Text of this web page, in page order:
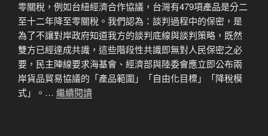
零關稅，例如台紐經濟合作協議，台灣有479項產品是分二
至十二年降至零關稅。我們認為：談判過程中的保密，是
為了不讓對岸政府知道我方的談判底線與談判策略，既然
雙方已經達成共識，這些階段性共識即無對人民保密之必
要，民主陣線要求海基會、經濟部與陸委會應立即公布兩
岸貨品貿易協議的「產品範圍」「自由化目標」「降稅模
式」。… 繼續閱讀